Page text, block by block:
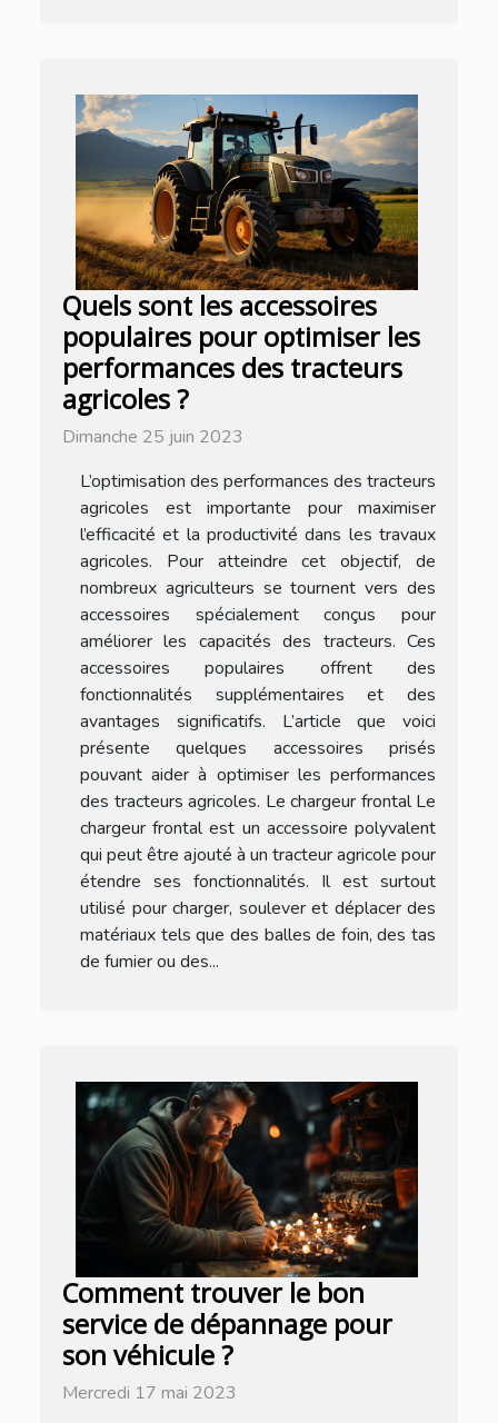
Quels sont les accessoires
populaires pour optimiser les
performances des tracteurs
agricoles ?
Dimanche 25 juin 2023
L’optimisation des performances des tracteurs
agricoles est importante pour maximiser
l’efficacité et la productivité dans les travaux
agricoles. Pour atteindre cet objectif, de
nombreux agriculteurs se tournent vers des
accessoires spécialement conçus pour
améliorer les capacités des tracteurs. Ces
accessoires populaires offrent des
fonctionnalités supplémentaires et des
avantages significatifs. L’article que voici
présente quelques accessoires prisés
pouvant aider à optimiser les performances
des tracteurs agricoles. Le chargeur frontal Le
chargeur frontal est un accessoire polyvalent
qui peut être ajouté à un tracteur agricole pour
étendre ses fonctionnalités. Il est surtout
utilisé pour charger, soulever et déplacer des
matériaux tels que des balles de foin, des tas
de fumier ou des...
Comment trouver le bon
service de dépannage pour
son véhicule ?
Mercredi 17 mai 2023